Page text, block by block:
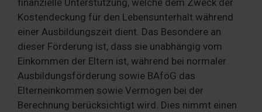
finanzielle Unterstützung, welche dem Zweck der
Kostendeckung für den Lebensunterhalt während
einer Ausbildungszeit dient. Das Besondere an
dieser Förderung ist, dass sie unabhängig vom
Einkommen der Eltern ist, während bei normaler
Ausbildungsförderung sowie BAföG das
Elterneinkommen sowie Vermögen bei der
Berechnung berücksichtigt wird. Dies nimmt einen